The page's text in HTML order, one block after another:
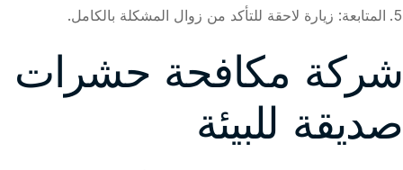
المتابعة: زيارة لاحقة للتأكد من زوال المشكلة بالكامل.
شركة مكافحة حشرات
صديقة للبيئة